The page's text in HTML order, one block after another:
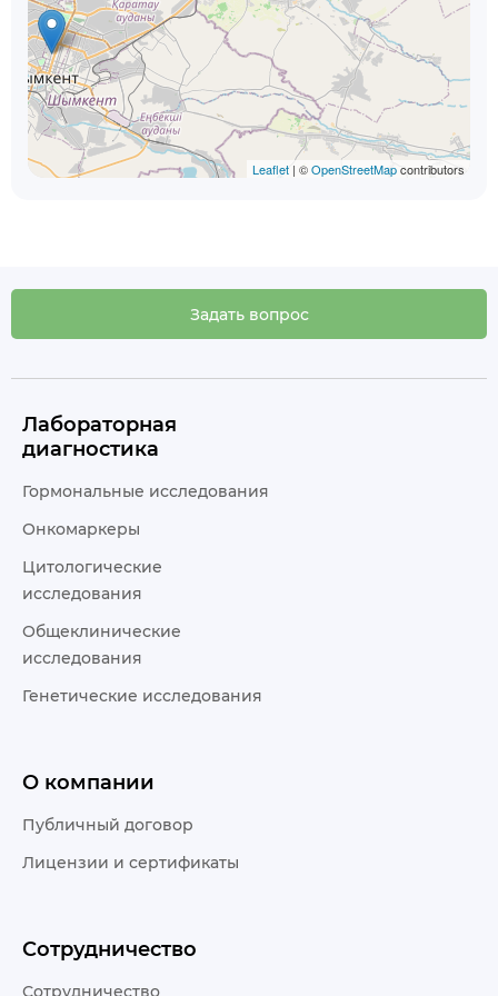
Leaflet | ©OpenStreetMapcontributors
Задать вопрос
Лабораторная
диагностика
Гормональные исследования
Онкомаркеры
Цитологические
исследования
Общеклинические
исследования
Генетические исследования
О компании
Публичный договор
Лицензии и сертификаты
Сотрудничество
Сотрудничество